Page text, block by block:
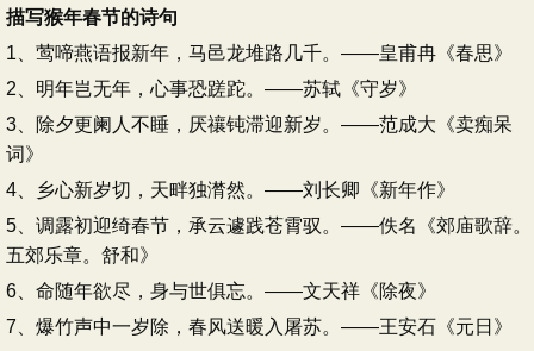
描写猴年春节的诗句
1、莺啼燕语报新年，马邑龙堆路几千。——皇甫冉《春思》
2、明年岂无年，心事恐蹉跎。——苏轼《守岁》
3、除夕更阑人不睡，厌禳钝滞迎新岁。——范成大《卖痴呆
词》
4、乡心新岁切，天畔独潸然。——刘长卿《新年作》
5、调露初迎绮春节，承云遽践苍霄驭。——佚名《郊庙歌辞。
五郊乐章。舒和》
6、命随年欲尽，身与世俱忘。——文天祥《除夜》
7、爆竹声中一岁除，春风送暖入屠苏。——王安石《元日》